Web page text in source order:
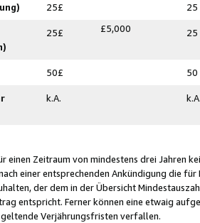
25£ 25
25£ £5,000 25
50£ 50
k.A.
einen Zeitraum von mindestens drei Jahren
einer entsprechenden Ankündigung die
der dem in der Übersicht
entspricht. Ferner können eine etwaig
Verjährungsfristen verfallen.